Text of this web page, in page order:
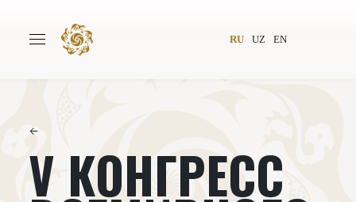
RU UZ EN
Авторы Всемирное общество
←
V КОНГРЕСС